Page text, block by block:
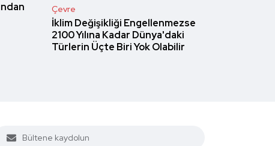
Çevre
İklim Değişikliği Engellenmezse
2100 Yılına Kadar Dünya'daki
Türlerin Üçte Biri Yok Olabilir